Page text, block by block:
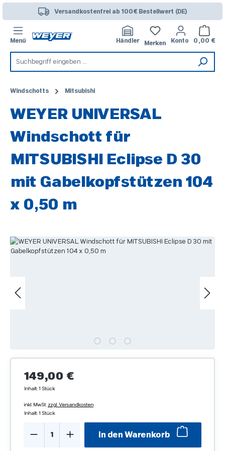
Zum Hauptinhalt springenVersandkostenfrei ab 100€ Bestellwert (DE)
Menü Händler Merken Konto 0,00 €
Windschotts Mitsubishi
WEYER UNIVERSAL
Windschott für
MITSUBISHI Eclipse D 30
mit Gabelkopfstützen 104
x 0,50 m
Bildergalerie überspringen
Regulärer Preis:
149,00 €
Inhalt:1 Stück
inkl. MwSt. zzgl. Versandkosten
Inhalt:1 Stück
Produkt Anzahl: Gib den gewünschten
In den Warenkorb